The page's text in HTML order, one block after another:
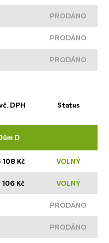
PRODÁNO
PRODÁNO
PRODÁNO
DPH Status
D
Kč VOLNÝ
Kč VOLNÝ
PRODÁNO
PRODÁNO